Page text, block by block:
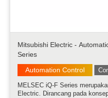
Mitsubishi Electric -
Series
Automation Control
MELSEC iQ-F Series
Electric. Dirancang pada